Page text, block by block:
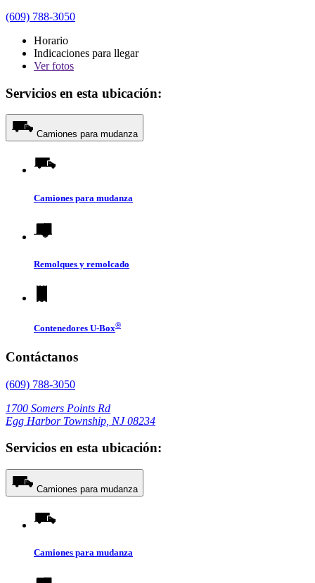
(609) 788-3050
Horario
Indicaciones para llegar
Verfotos
Servicios en esta ubicación:
Camiones para mudanza
Camiones para mudanza
Remolques y remolcado
Contenedores U-Box®
Contáctanos
(609) 788-3050
1700 Somers Points Rd
Egg Harbor Township, NJ 08234
Servicios en esta ubicación:
Camiones para mudanza
Camiones para mudanza